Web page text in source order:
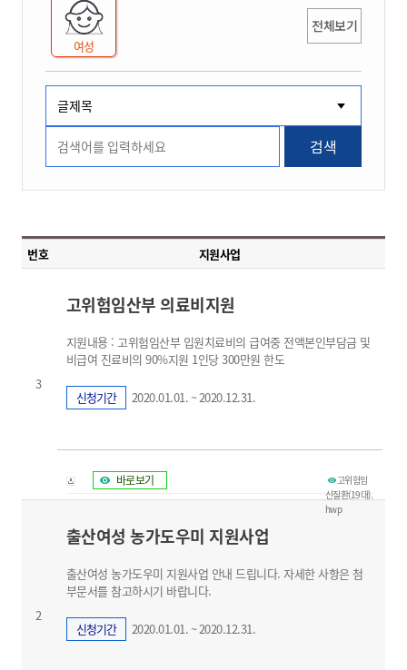
여성
전체보기
검색
번호 지원사업
3
고위험임산부 의료비지원
지원내용 : 고위험임산부 입원치료비의 급여중 전액본인부담금 및
비급여 진료비의 90%지원 1인당 300만원 한도
신청기간 2020.01.01. ~ 2020.12.31.
고위험임
신질환(19대).
hwp
바로보기
2
출산여성 농가도우미 지원사업
출산여성 농가도우미 지원사업 안내 드립니다. 자세한 사항은 첨
부문서를 참고하시기 바랍니다.
신청기간 2020.01.01. ~ 2020.12.31.